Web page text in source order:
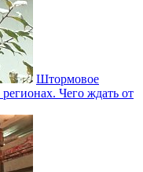
Штормовое
Чего ждать от